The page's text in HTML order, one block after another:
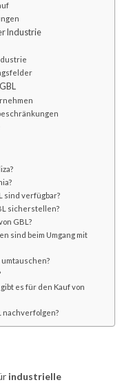
Industrie
sind verfügbar?
sicherstellen?
GBL?
sind beim Umgang mit
es für den Kauf von
nachverfolgen?
industrielle